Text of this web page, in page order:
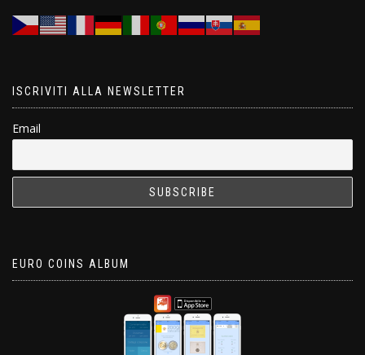
ISCRIVITI ALLA NEWSLETTER
Email
EURO COINS ALBUM